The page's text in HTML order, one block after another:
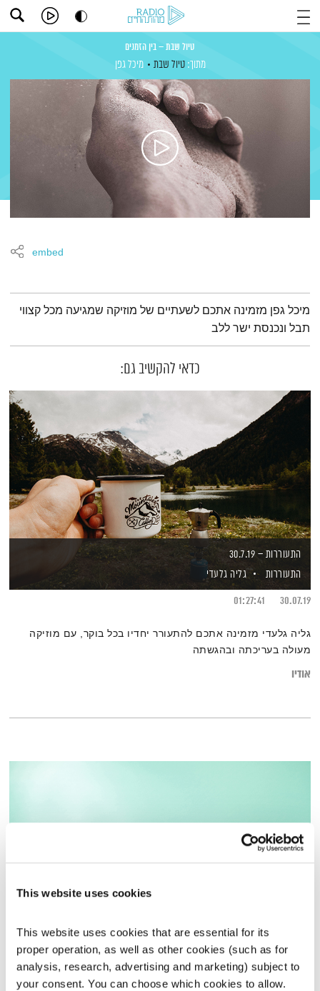
This website uses cookies
This website uses cookies that are essential for its
proper operation, as well as other cookies (such as for
analysis, research, advertising and marketing) subject to
your consent. You can choose which cookies to allow.
טיול שבת – בין הזמנים
מתוך: טיול שבת מיכל גפן
embed
תמצית הפודקאסט
מיכל גפן מזמינה אתכם לשעתיים של מוזיקה שמגיעה מכל קצווי
תבל ונכנסת ישר ללב
כדאי להקשיב גם:
התעוררות – 30.7.19
התעוררות
גליה גלעדי
30.07.19
01:27:41
גליה גלעדי מזמינה אתכם להתעורר יחדיו בכל בוקר, עם מוזיקה
מעולה בעריכתה ובהגשתה
אודיו
כל יום מחדש
אמיר פרי
12.09.23
00:59:46